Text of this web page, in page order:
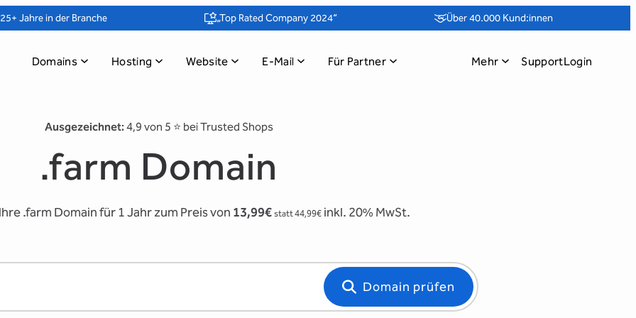
25+ Jahre in der Branche „Top Rated Company 2024“ Über 40.000 Kund:innen
Domains Hosting Website E-Mail Für Partner Mehr SupportLogin
Ausgezeichnet: 4,9 von 5 ⭐️ bei Trusted Shops
.farm Domain
.farm Domain für 1 Jahr zum Preis von 13,99€ statt 44,99€inkl. 20% MwSt.
Domain prüfen